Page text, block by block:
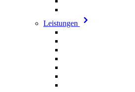
Leistungen